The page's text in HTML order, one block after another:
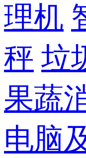
理机
秤 垃
果蔬
电脑